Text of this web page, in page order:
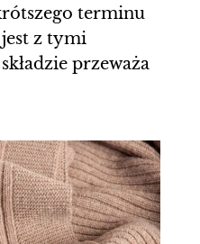
terminu
z tymi
przeważa